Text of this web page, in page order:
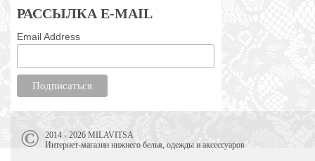
РАССЫЛКА E-MAIL
Email Address
2014 - 2026 MILAVITSA
Интернет-магазин нижнего белья, одежды и аксессуаров